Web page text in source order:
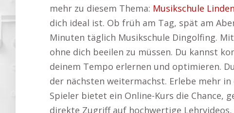
mehr zu diesem Thema: Musikschule
dich ideal ist. Ob früh am Tag, spät am
Minuten täglich Musikschule Dingolfing.
ohne dich beeilen zu müssen. Du kannst
deinem Tempo erlernen und optimieren.
der nächsten weitermachst. Erlebe mehr
Spieler bietet ein Online-Kurs die Chance,
direkte Zugriff auf hochwertige